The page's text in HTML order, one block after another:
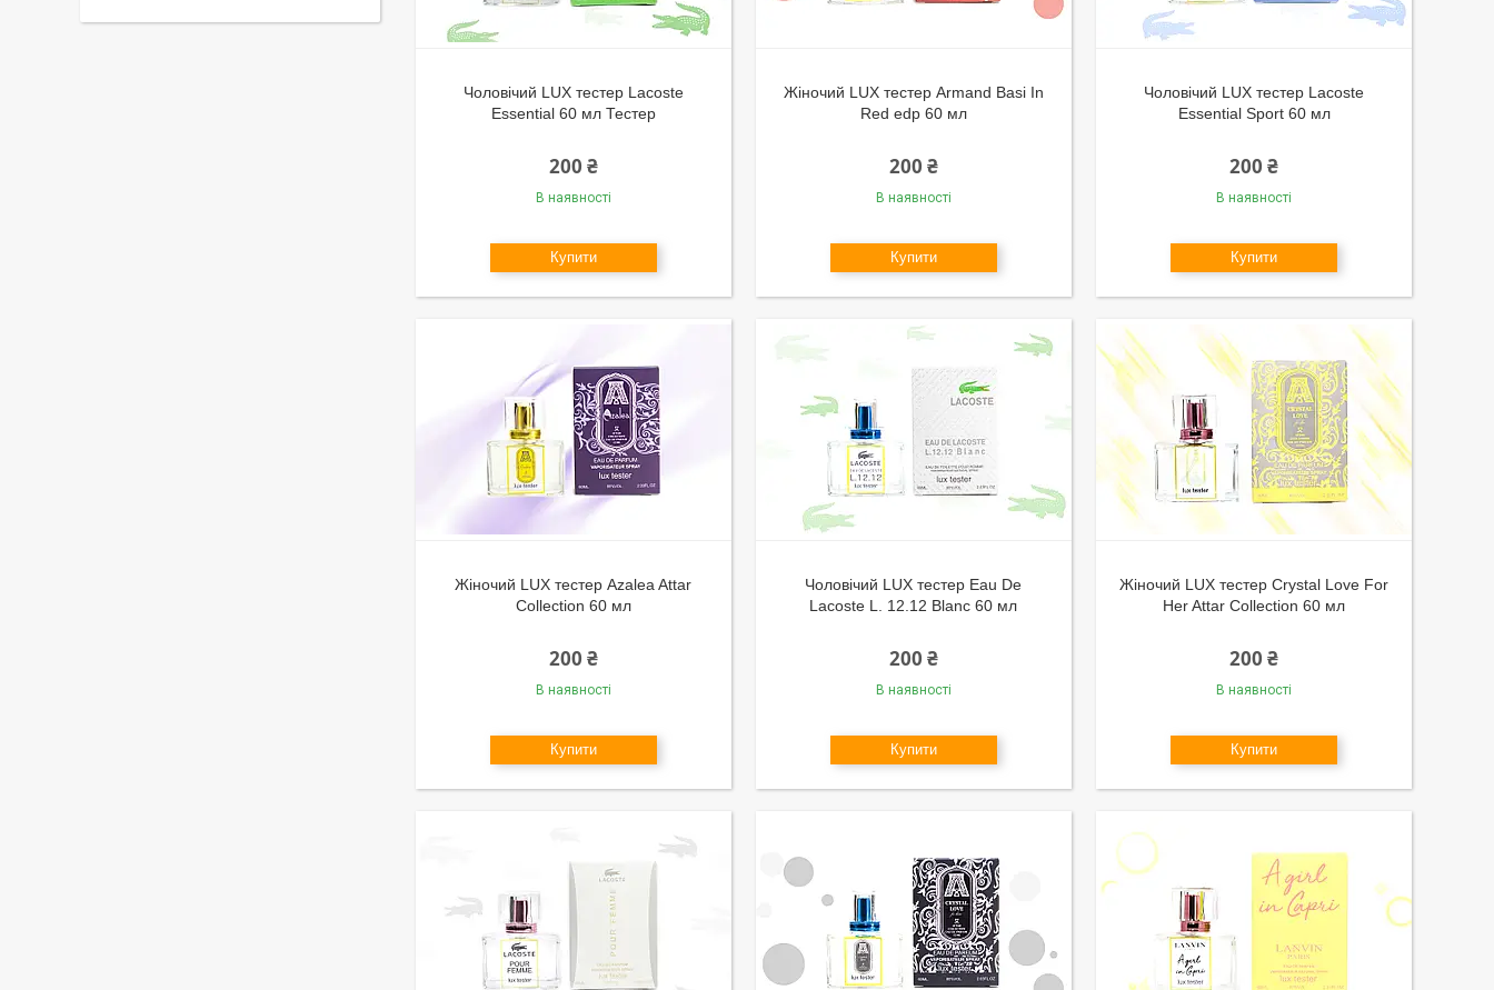
Чоловічий LUX тестер Lacoste
Essential 60 мл Тестер
200 ₴
В наявності
Купити
Жіночий LUX тестер Armand Basi In
Red edp 60 мл
200 ₴
В наявності
Купити
Чоловічий LUX тестер Lacoste
Essential Sport 60 мл
200 ₴
В наявності
Купити
Жіночий LUX тестер Azalea Attar
Collection 60 мл
200 ₴
В наявності
Купити
Чоловічий LUX тестер Eau De
Lacoste L. 12.12 Blanc 60 мл
200 ₴
В наявності
Купити
Жіночий LUX тестер Crystal Love For
Her Attar Collection 60 мл
200 ₴
В наявності
Купити